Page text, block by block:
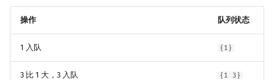
操作 队列状态
1 入队 {1}
3 比 1 大，3 入队 {1 3}